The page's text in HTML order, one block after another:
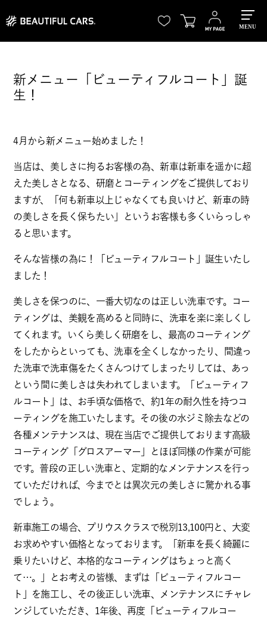
MENU
新メニュー「ビューティフルコート」誕
生！
4月から新メニュー始めました！
当店は、美しさに拘るお客様の為、新車は新車を遥かに超
えた美しさとなる、研磨とコーティングをご提供しており
ますが、「何も新車以上じゃなくても良いけど、新車の時
の美しさを長く保ちたい」というお客様も多くいらっしゃ
ると思います。
そんな皆様の為に！「ビューティフルコート」誕生いたし
ました！
美しさを保つのに、一番大切なのは正しい洗車です。コー
ティングは、美観を高めると同時に、洗車を楽に楽しくし
てくれます。いくら美しく研磨をし、最高のコーティング
をしたからといっても、洗車を全くしなかったり、間違っ
た洗車で洗車傷をたくさんつけてしまったりしては、あっ
という間に美しさは失われてしまいます。「ビューティフ
ルコート」は、お手頃な価格で、約1年の耐久性を持つコ
ーティングを施工いたします。その後の水ジミ除去などの
各種メンテナンスは、現在当店でご提供しております高級
コーティング「グロスアーマー」とほぼ同様の作業が可能
です。普段の正しい洗車と、定期的なメンテナンスを行っ
ていただければ、今までとは異次元の美しさに驚かれる事
でしょう。
新車施工の場合、プリウスクラスで税別13,100円と、大変
お求めやすい価格となっております。「新車を長く綺麗に
乗りたいけど、本格的なコーティングはちょっと高く
て…。」とお考えの皆様、まずは「ビューティフルコー
ト」を施工し、その後正しい洗車、メンテナンスにチャレ
ンジしていただき、1年後、再度「ビューティフルコー